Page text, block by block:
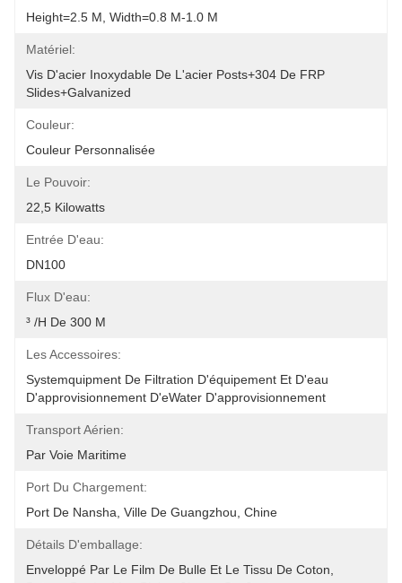
Height=2.5 M, Width=0.8 M-1.0 M
Matériel:
Vis D'acier Inoxydable De L'acier Posts+304 De FRP
Slides+Galvanized
Couleur:
Couleur Personnalisée
Le Pouvoir:
22,5 Kilowatts
Entrée D'eau:
DN100
Flux D'eau:
³ /h De 300 M
Les Accessoires:
Systemquipment De Filtration D'équipement Et D'eau
D'approvisionnement D'eWater D'approvisionnement
Transport Aérien:
Par Voie Maritime
Port Du Chargement:
Port De Nansha, Ville De Guangzhou, Chine
Détails D'emballage:
Enveloppé Par Le Film De Bulle Et Le Tissu De Coton,